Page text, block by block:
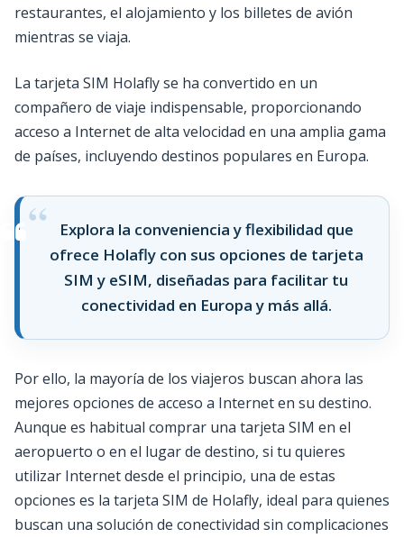
restaurantes, el alojamiento y los billetes de avión
mientras se viaja.
La tarjeta SIM Holafly se ha convertido en un
compañero de viaje indispensable, proporcionando
acceso a Internet de alta velocidad en una amplia gama
de países, incluyendo destinos populares en Europa.
Explora la conveniencia y flexibilidad que
ofrece Holafly con sus opciones de tarjeta
SIM y eSIM, diseñadas para facilitar tu
conectividad en Europa y más allá.
Por ello, la mayoría de los viajeros buscan ahora las
mejores opciones de acceso a Internet en su destino.
Aunque es habitual comprar una tarjeta SIM en el
aeropuerto o en el lugar de destino, si tu quieres
utilizar Internet desde el principio, una de estas
opciones es la tarjeta SIM de Holafly, ideal para quienes
buscan una solución de conectividad sin complicaciones